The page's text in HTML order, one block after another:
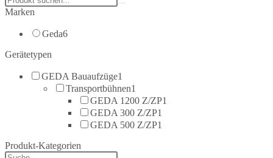
products:
Marken
Geda6
Gerätetypen
GEDA Bauaufzüge1
Transportbühnen1
GEDA 1200 Z/ZP1
GEDA 300 Z/ZP1
GEDA 500 Z/ZP1
Produkt-Kategorien